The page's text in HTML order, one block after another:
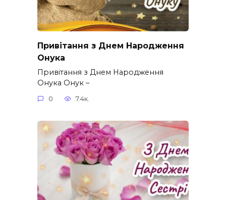
Привітання з Днем Народження
Онука
Привітання з Днем Народження
Онука Онук –
0 7.4к.